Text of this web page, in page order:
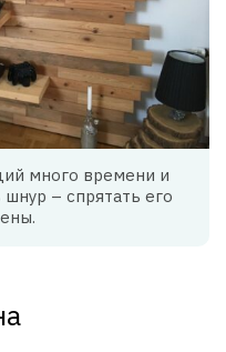
много времени и
– спрятать его